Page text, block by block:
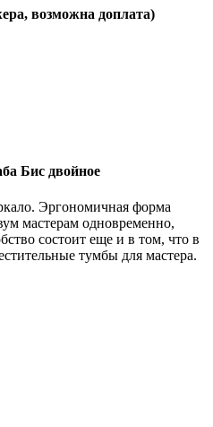
возможна доплата)
Бис двойное
Эргономичная форма
мастерам одновременно,
состоит еще и в том, что в
тумбы для мастера.